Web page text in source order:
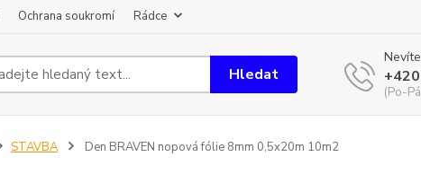
Ochrana soukromí Rádce
Hledat
(Po-
STAVBA Den BRAVEN nopová fólie 8mm 0,5x20m 10m2